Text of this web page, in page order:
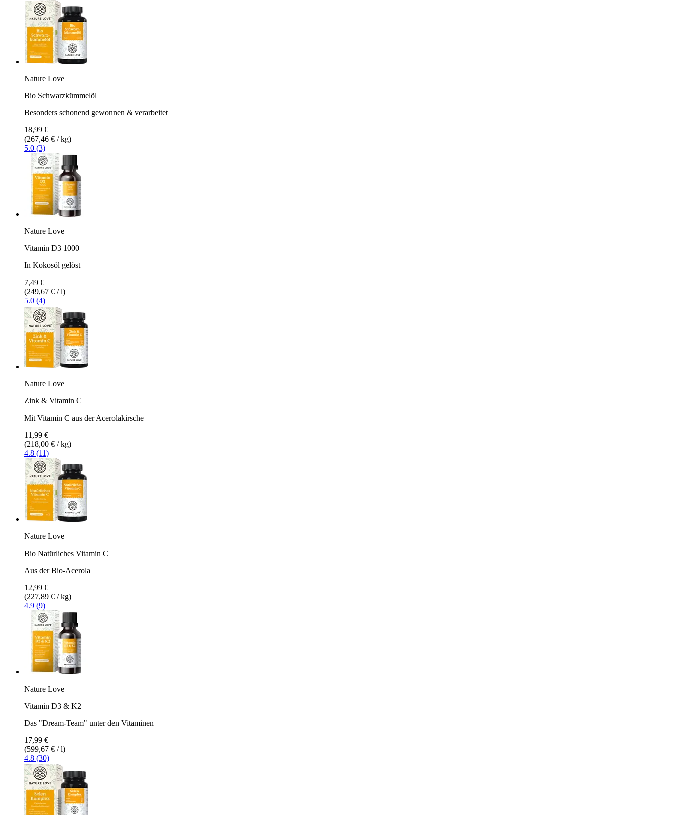
Nature Love
Bio Schwarzkümmelöl
Besonders schonend gewonnen & verarbeitet
18,99 €
(267,46 € / kg)
5.0 (3)
Nature Love
Vitamin D3 1000
In Kokosöl gelöst
7,49 €
(249,67 € / l)
5.0 (4)
Nature Love
Zink & Vitamin C
Mit Vitamin C aus der Acerolakirsche
11,99 €
(218,00 € / kg)
4.8 (11)
Nature Love
Bio Natürliches Vitamin C
Aus der Bio-Acerola
12,99 €
(227,89 € / kg)
4.9 (9)
Nature Love
Vitamin D3 & K2
Das "Dream-Team" unter den Vitaminen
17,99 €
(599,67 € / l)
4.8 (30)